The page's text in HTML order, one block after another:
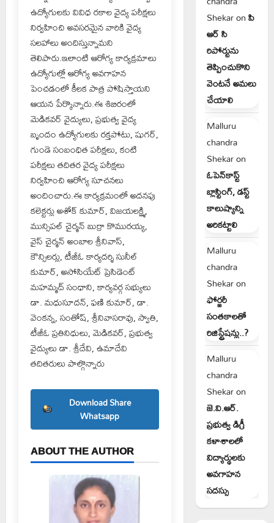
ఉద్యోగులకు వివిధ రకాల వైద్య పరీక్షలు
నిర్వహించి అవసరమైన వారికి వైద్య
సలహాలు అందిస్తున్నామని
తెలిపారు.ఇలాంటి ఆరోగ్య కార్యక్రమాలు
ఉద్యోగుల్లో ఆరోగ్య అవగాహన
పెంచడంలో కీలక పాత్ర పోషిస్తాయని
ఆయన పేర్కొన్నారు.ఈ శిబిరంలో
మెడికవర్ వైద్యులు, ప్రభుత్వ వైద్య
బృందం ఉద్యోగులకు రక్తపోటు, షుగర్,
గుండె సంబంధిత పరీక్షలు, కంటి
పరీక్షలు తదితర వైద్య పరీక్షలు
నిర్వహించి ఆరోగ్య సూచనలు
అందించారు.ఈ కార్యక్రమంలో అదనపు
కలెక్టర్లు అశోక్ కుమార్, విజయలక్ష్మి,
మున్సిపల్ చైర్మన్ బుర్రా కొమురయ్య,
వైస్ చైర్మన్ అంబాల శ్రీనివాస్,
కౌన్సిలర్లు, టీజీఓ కార్యదర్శి సునీల్
కుమార్, అసోసియేట్ ప్రెసిడెంట్
మహమ్మద్ సంధాని, కార్యవర్గ సభ్యులు
డా. మధుసూదన్, ఫణి కుమార్, డా.
వెంకన్న, సంతోష్, శ్రీనివాసరావు, స్వాతి,
టీజీఓ ప్రతినిధులు, మెడికవర్, ప్రభుత్వ
వైద్యులు డా. శ్రీదేవి, ఉమాదేవి
తదితరులు పాల్గొన్నారు
Download Share
Whatsapp
ABOUT THE AUTHOR
Shekaronపి
ఆర్ సి
రిపోర్టును
తెప్పించుకొని
వెంటనే అమలు
చేయాలి
Malluru
chandra
Shekaron
ఓపెన్‌కాస్ట్
బ్లాస్టింగ్, డస్ట్
కాలుష్యాన్ని
అరికట్టాలి
Malluru
chandra
Shekaron
ఫోర్జరీ
సంతకాలతో
రిజిస్ట్రేషన్లు..?
Malluru
chandra
Shekaron
జె.వి.ఆర్.
ప్రభుత్వ డిగ్రీ
కళాశాలలో
విద్యార్థులకు
అవగాహన
సదస్సు